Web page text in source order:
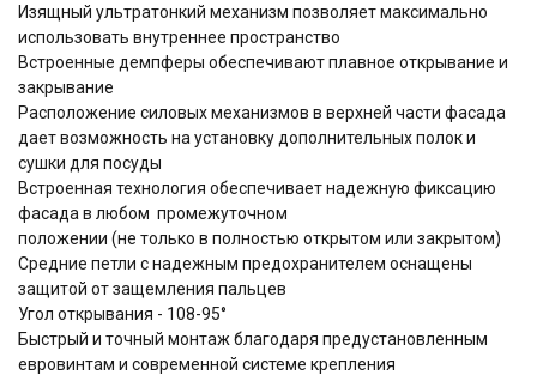
Изящный ультратонкий механизм позволяет максимально
использовать внутреннее пространство
Встроенные демпферы обеспечивают плавное открывание и
закрывание
Расположение силовых механизмов в верхней части фасада
дает возможность на установку дополнительных полок и
сушки для посуды
Встроенная технология обеспечивает надежную фиксацию
фасада в любом промежуточном
положении (не только в полностью открытом или закрытом)
Средние петли с надежным предохранителем оснащены
защитой от защемления пальцев
Угол открывания - 108-95°
Быстрый и точный монтаж благодаря предустановленным
евровинтам и современной системе крепления